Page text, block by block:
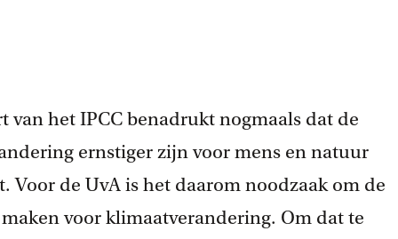
van het IPCC benadrukt nogmaals dat de
ernstiger zijn voor mens en natuur
Voor de UvA is het daarom noodzaak om de
voor klimaatverandering. Om dat te